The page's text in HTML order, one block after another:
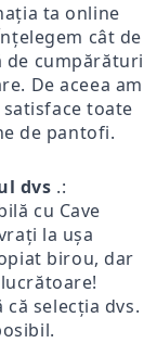
ta online
cât de
de cumpărături
De aceea am
toate
de pantofi.
dvs .:
cu Cave
la ușa
birou, dar
selecția dvs.